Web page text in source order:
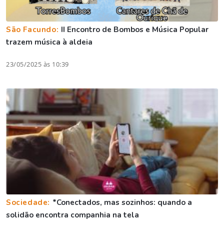
São Facundo: II Encontro de Bombos e Música Popular
trazem música à aldeia
23/05/2025 às 10:39
Sociedade: *Conectados, mas sozinhos: quando a
solidão encontra companhia na tela